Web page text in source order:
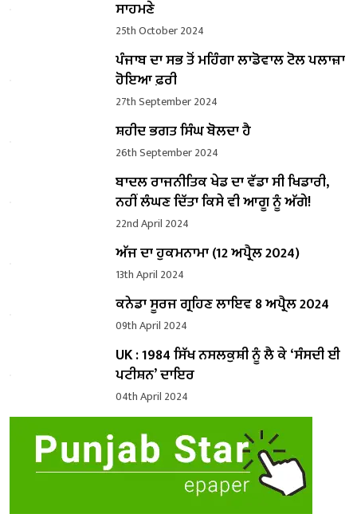
ਸਾਹਮਣੇ
25th October 2024
ਪੰਜਾਬ ਦਾ ਸਭ ਤੋਂ ਮਹਿੰਗਾ ਲਾਡੋਵਾਲ ਟੋਲ ਪਲਾਜ਼ਾ
ਹੋਇਆ ਫ਼ਰੀ
27th September 2024
ਸ਼ਹੀਦ ਭਗਤ ਸਿੰਘ ਬੋਲਦਾ ਹੈ
26th September 2024
ਬਾਦਲ ਰਾਜਨੀਤਿਕ ਖੇਡ ਦਾ ਵੱਡਾ ਸੀ ਖਿਡਾਰੀ,
ਨਹੀਂ ਲੰਘਣ ਦਿੱਤਾ ਕਿਸੇ ਵੀ ਆਗੂ ਨੂੰ ਅੱਗੇ!
22nd April 2024
ਅੱਜ ਦਾ ਹੁਕਮਨਾਮਾ (12 ਅਪ੍ਰੈਲ 2024)
13th April 2024
ਕਨੇਡਾ ਸੂਰਜ ਗ੍ਰਹਿਣ ਲਾਇਵ 8 ਅਪ੍ਰੈਲ 2024
09th April 2024
UK : 1984 ਸਿੱਖ ਨਸਲਕੁਸ਼ੀ ਨੂੰ ਲੈ ਕੇ ‘ਸੰਸਦੀ ਈ
ਪਟੀਸ਼ਨ’ ਦਾਇਰ
04th April 2024